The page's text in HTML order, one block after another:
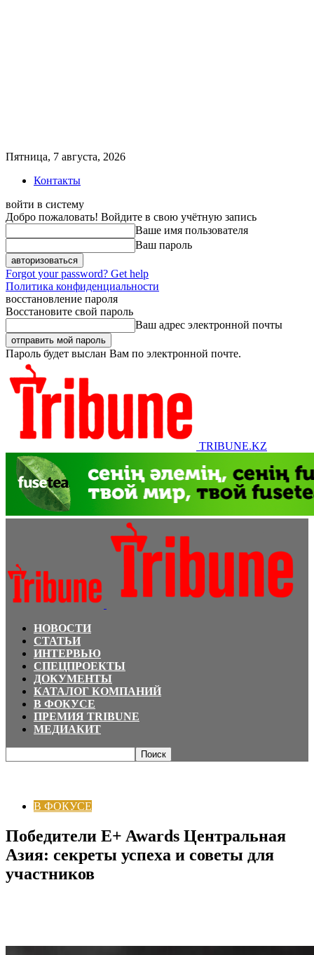
Пятница, 7 августа, 2026
Контакты
войти в систему
Добро пожаловать! Войдите в свою учётную запись
Ваше имя пользователя
Ваш пароль
Forgot your password? Get help
Политика конфиденциальности
восстановление пароля
Восстановите свой пароль
Ваш адрес электронной почты
Пароль будет выслан Вам по электронной почте.
TRIBUNE.KZ
НОВОСТИ
СТАТЬИ
ИНТЕРВЬЮ
СПЕЦПРОЕКТЫ
ДОКУМЕНТЫ
КАТАЛОГ КОМПАНИЙ
В ФОКУСЕ
ПРЕМИЯ TRIBUNE
МЕДИАКИТ
В ФОКУСЕ
Победители E+ Awards Центральная
Азия: секреты успеха и советы для
участников